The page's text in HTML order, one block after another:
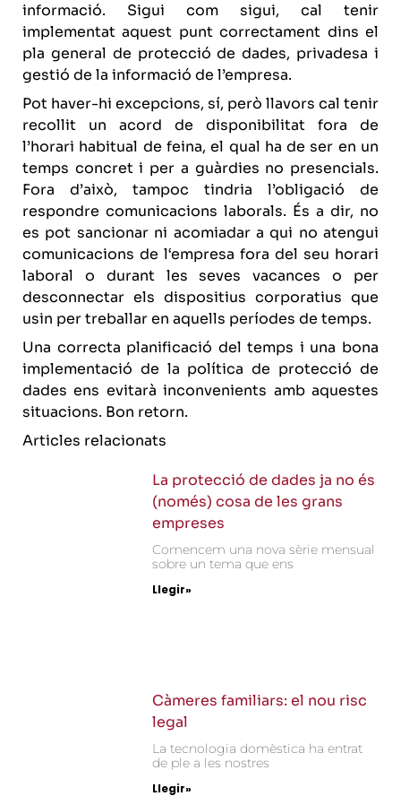
informació. Sigui com sigui, cal tenir
implementat aquest punt correctament dins el
pla general de protecció de dades, privadesa i
gestió de la informació de l’empresa.
Pot haver-hi excepcions, sí, però llavors cal tenir
recollit un acord de disponibilitat fora de
l’horari habitual de feina, el qual ha de ser en un
temps concret i per a guàrdies no presencials.
Fora d’això, tampoc tindria l’obligació de
respondre comunicacions laborals. És a dir, no
es pot sancionar ni acomiadar a qui no atengui
comunicacions de l‘empresa fora del seu horari
laboral o durant les seves vacances o per
desconnectar els dispositius corporatius que
usin per treballar en aquells períodes de temps.
Una correcta planificació del temps i una bona
implementació de la política de protecció de
dades ens evitarà inconvenients amb aquestes
situacions. Bon retorn.
Articles relacionats
La protecció de dades ja no és
(només) cosa de les grans
empreses
Comencem una nova sèrie mensual
sobre un tema que ens
Llegir»
Càmeres familiars: el nou risc
legal
La tecnologia domèstica ha entrat
de ple a les nostres
Llegir»